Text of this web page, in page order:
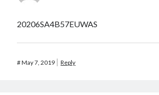
20206SA4B57EUWAS
#May 7, 2019 Reply